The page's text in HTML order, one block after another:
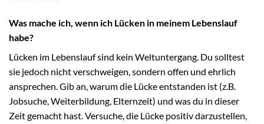
Was mache ich, wenn ich Lücken in meinem Lebenslauf
habe?
Lücken im Lebenslauf sind kein Weltuntergang. Du solltest
sie jedoch nicht verschweigen, sondern offen und ehrlich
ansprechen. Gib an, warum die Lücke entstanden ist (z.B.
Jobsuche, Weiterbildung, Elternzeit) und was du in dieser
Zeit gemacht hast. Versuche, die Lücke positiv darzustellen,